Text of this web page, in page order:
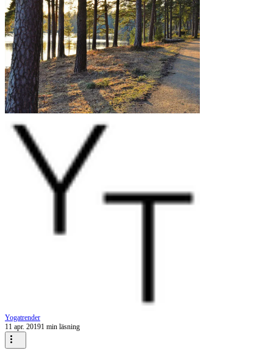
Yogatrender
11 apr. 20191 min läsning